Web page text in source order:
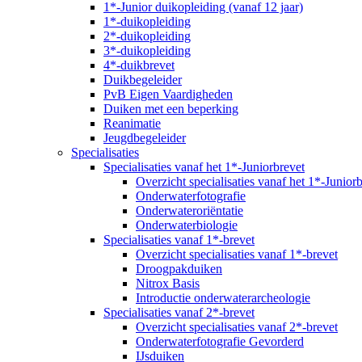
1*-Junior duikopleiding (vanaf 12 jaar)
1*-duikopleiding
2*-duikopleiding
3*-duikopleiding
4*-duikbrevet
Duikbegeleider
PvB Eigen Vaardigheden
Duiken met een beperking
Reanimatie
Jeugdbegeleider
Specialisaties
Specialisaties vanaf het 1*-Juniorbrevet
Overzicht specialisaties vanaf het 1*-
Onderwaterfotografie
Onderwateroriëntatie
Onderwaterbiologie
Specialisaties vanaf 1*-brevet
Overzicht specialisaties vanaf 1*-brevet
Droogpakduiken
Nitrox Basis
Introductie onderwaterarcheologie
Specialisaties vanaf 2*-brevet
Overzicht specialisaties vanaf 2*-brevet
Onderwaterfotografie Gevorderd
IJsduiken